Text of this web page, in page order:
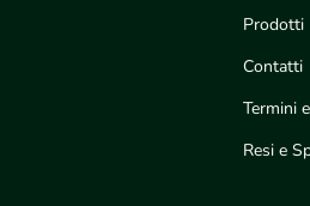
Prodotti
Contatti
Termini
Resi e